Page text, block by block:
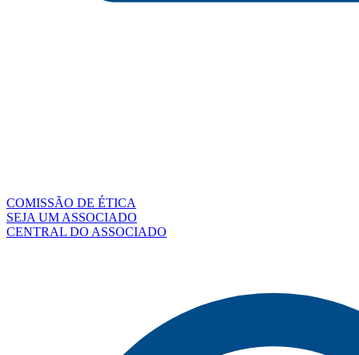
COMISSÃO DE ÉTICA
SEJA UM ASSOCIADO
CENTRAL DO ASSOCIADO